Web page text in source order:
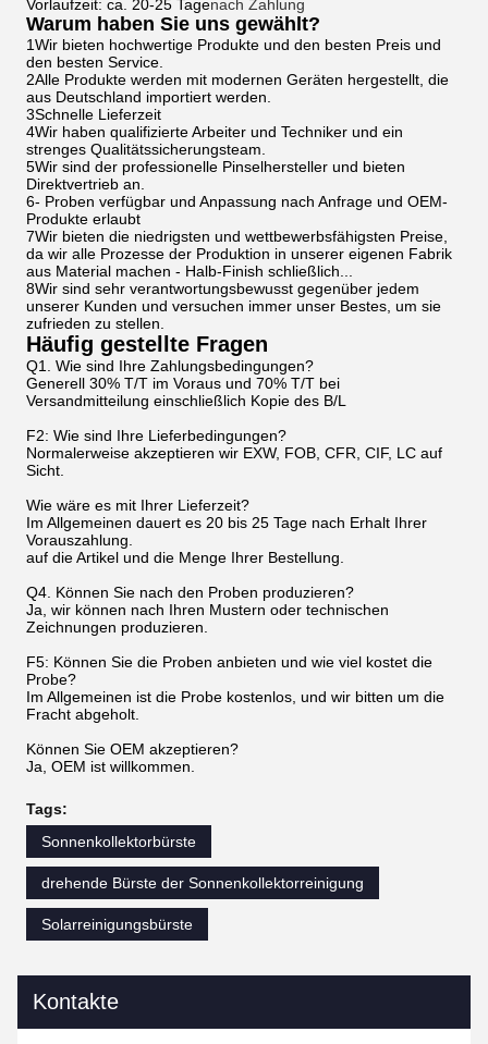
Vorlaufzeit: ca. 20-25 Tagenach Zahlung
Warum haben Sie uns gewählt?
1Wir bieten hochwertige Produkte und den besten Preis und
den besten Service.
2Alle Produkte werden mit modernen Geräten hergestellt, die
aus Deutschland importiert werden.
3Schnelle Lieferzeit
4Wir haben qualifizierte Arbeiter und Techniker und ein
strenges Qualitätssicherungsteam.
5Wir sind der professionelle Pinselhersteller und bieten
Direktvertrieb an.
6- Proben verfügbar und Anpassung nach Anfrage und OEM-
Produkte erlaubt
7Wir bieten die niedrigsten und wettbewerbsfähigsten Preise,
da wir alle Prozesse der Produktion in unserer eigenen Fabrik
aus Material machen - Halb-Finish schließlich...
8Wir sind sehr verantwortungsbewusst gegenüber jedem
unserer Kunden und versuchen immer unser Bestes, um sie
zufrieden zu stellen.
Häufig gestellte Fragen
Q1. Wie sind Ihre Zahlungsbedingungen?
Generell 30% T/T im Voraus und 70% T/T bei
Versandmitteilung einschließlich Kopie des B/L
F2: Wie sind Ihre Lieferbedingungen?
Normalerweise akzeptieren wir EXW, FOB, CFR, CIF, LC auf
Sicht.
Wie wäre es mit Ihrer Lieferzeit?
Im Allgemeinen dauert es 20 bis 25 Tage nach Erhalt Ihrer
Vorauszahlung.
auf die Artikel und die Menge Ihrer Bestellung.
Q4. Können Sie nach den Proben produzieren?
Ja, wir können nach Ihren Mustern oder technischen
Zeichnungen produzieren.
F5: Können Sie die Proben anbieten und wie viel kostet die
Probe?
Im Allgemeinen ist die Probe kostenlos, und wir bitten um die
Fracht abgeholt.
Können Sie OEM akzeptieren?
Ja, OEM ist willkommen.
Tags:
Sonnenkollektorbürste
drehende Bürste der Sonnenkollektorreinigung
Solarreinigungsbürste
Kontakte